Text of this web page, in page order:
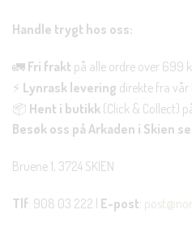
Handle trygt hos oss:
🚛 Fri frakt på alle ordre over 699
⚡ Lynrask levering direkte fra vår
📦 Hent i butikk (Click & Collect)
Besøk oss på Arkaden i Skien
Bruene 1, 3724 SKIEN
Tlf: 908 03 222 | E-post: